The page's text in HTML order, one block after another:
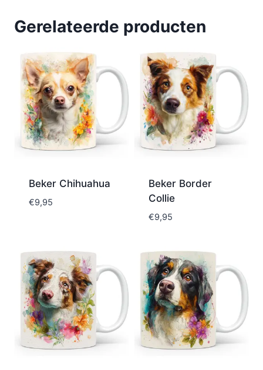
Gerelateerde producten
Beker Chihuahua
€9,95
Beker Border
Collie
€9,95